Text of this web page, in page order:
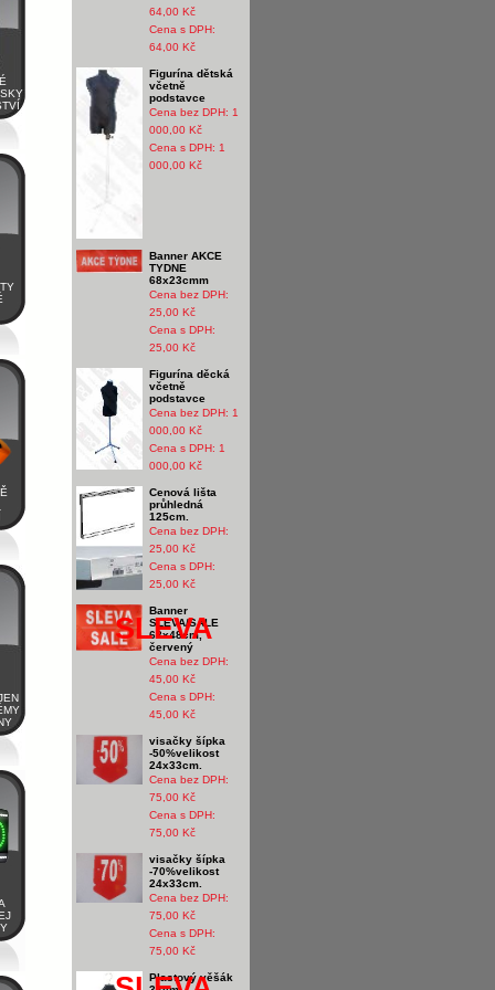
64,00 Kč
Cena s DPH:
64,00 Kč
Figurína dětská
včetně
podstavce
Cena bez DPH: 1
000,00 Kč
Cena s DPH: 1
000,00 Kč
Banner AKCE
TYDNE
68x23cmm
Cena bez DPH:
25,00 Kč
Cena s DPH:
25,00 Kč
Figurína děcká
včetně
podstavce
Cena bez DPH: 1
000,00 Kč
Cena s DPH: 1
000,00 Kč
Cenová lišta
průhledná
125cm.
Cena bez DPH:
25,00 Kč
Cena s DPH:
25,00 Kč
SLEVA
Banner
SLEVA/SALE
68x48cm,
červený
Cena bez DPH:
45,00 Kč
Cena s DPH:
45,00 Kč
visačky šípka
-50%velikost
24x33cm.
Cena bez DPH:
75,00 Kč
Cena s DPH:
75,00 Kč
visačky šípka
-70%velikost
24x33cm.
Cena bez DPH:
75,00 Kč
Cena s DPH:
75,00 Kč
Plastový věšák